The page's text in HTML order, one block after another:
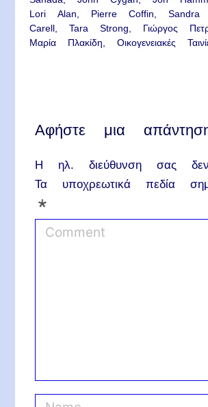
Lori Alan
Pierre Coffin Sandra
Carell
Tara Strong Γιώργος
Μαρία Πλακίδη
Οικογενειακές
Αφήστε μια
Η ηλ. διεύθυνση σας δεν
Τα υποχρεωτικά πεδία
*